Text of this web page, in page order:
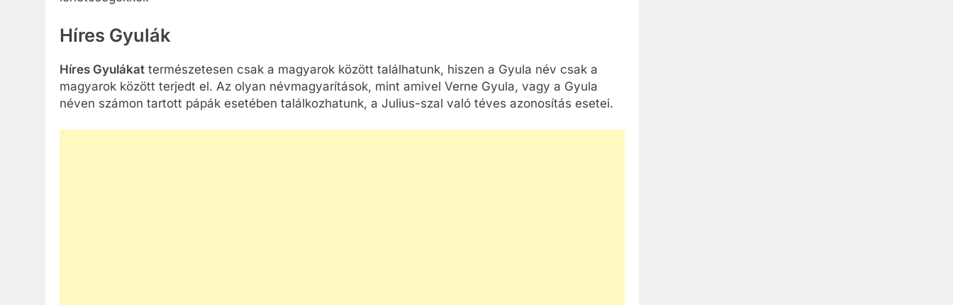
Híres Gyulák
Híres Gyulákat természetesen csak a magyarok között találhatunk, hiszen a Gyula név csak a
magyarok között terjedt el. Az olyan névmagyarítások, mint amivel Verne Gyula, vagy a Gyula
néven számon tartott pápák esetében találkozhatunk, a Julius-szal való téves azonosítás esetei.